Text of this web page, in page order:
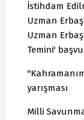
İstihdam
Uzman
Uzman
Temini'
yarışması
Milli